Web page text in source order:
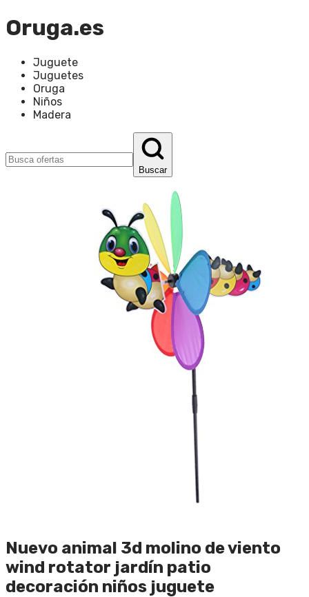
Oruga.es
Juguete
Juguetes
Oruga
Niños
Madera
Buscar
Nuevo animal 3d molino de viento
wind rotator jardín patio
decoración niños juguete